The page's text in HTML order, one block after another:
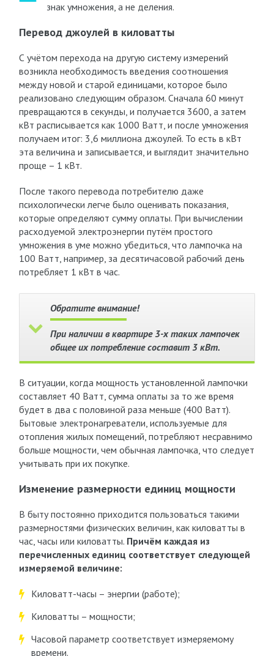
знак умножения, а не деления.
Перевод джоулей в киловатты
С учётом перехода на другую систему измерений
возникла необходимость введения соотношения
между новой и старой единицами, которое было
реализовано следующим образом. Сначала 60 минут
превращаются в секунды, и получается 3600, а затем
кВт расписывается как 1000 Ватт, и после умножения
получаем итог: 3,6 миллиона джоулей. То есть в кВт
эта величина и записывается, и выглядит значительно
проще – 1 кВт.
После такого перевода потребителю даже
психологически легче было оценивать показания,
которые определяют сумму оплаты. При вычислении
расходуемой электроэнергии путём простого
умножения в уме можно убедиться, что лампочка на
100 Ватт, например, за десятичасовой рабочий день
потребляет 1 кВт в час.
Обратите внимание!
При наличии в квартире 3-х таких лампочек
общее их потребление составит 3 кВт.
В ситуации, когда мощность установленной лампочки
составляет 40 Ватт, сумма оплаты за то же время
будет в два с половиной раза меньше (400 Ватт).
Бытовые электронагреватели, используемые для
отопления жилых помещений, потребляют несравнимо
больше мощности, чем обычная лампочка, что следует
учитывать при их покупке.
Изменение размерности единиц мощности
В быту постоянно приходится пользоваться такими
размерностями физических величин, как киловатты в
час, часы или киловатты. Причём каждая из
перечисленных единиц соответствует следующей
измеряемой величине:
Киловатт-часы – энергии (работе);
Киловатты – мощности;
Часовой параметр соответствует измеряемому
времени.